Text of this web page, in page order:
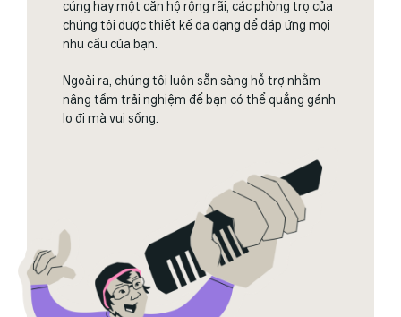
cúng hay một căn hộ rộng rãi, các phòng trọ của
chúng tôi được thiết kế đa dạng để đáp ứng mọi
nhu cầu của bạn.
Ngoài ra, chúng tôi luôn sẵn sàng hỗ trợ nhằm
nâng tầm trải nghiệm để bạn có thể quẳng gánh
lo đi mà vui sống.